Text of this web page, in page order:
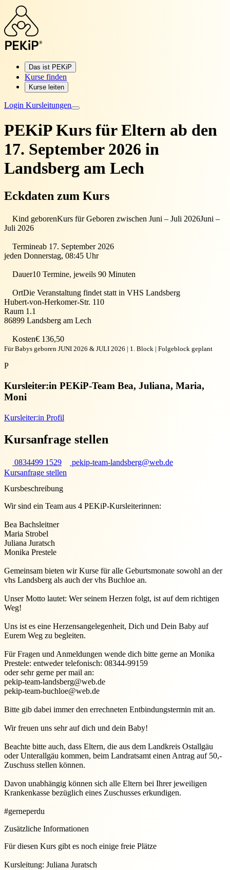
Das ist PEKiP
Kurse finden
Kurse leiten
Login Kursleitungen
PEKiP Kurs für Eltern ab den
17. September 2026 in
Landsberg am Lech
Eckdaten zum Kurs
Kind geborenKurs für Geboren zwischen Juni – Juli 2026Juni –
Juli 2026
Termineab 17. September 2026
jeden Donnerstag, 08:45 Uhr
Dauer10 Termine, jeweils 90 Minuten
OrtDie Veranstaltung findet statt in VHS Landsberg
Hubert-von-Herkomer-Str. 110
Raum 1.1
86899 Landsberg am Lech
Kosten€ 136,50
Für Babys geboren JUNI 2026 & JULI 2026 | 1. Block | Folgeblock geplant
P
Kursleiter:in PEKiP-Team Bea, Juliana, Maria,
Moni
Kursleiter:in Profil
Kursanfrage stellen
0834499 1529
pekip-team-landsberg@web.de
Kursanfrage stellen
Kursbeschreibung
Wir sind ein Team aus 4 PEKiP-Kursleiterinnen:
Bea Bachsleitner
Maria Strobel
Juliana Juratsch
Monika Prestele
Gemeinsam bieten wir Kurse für alle Geburtsmonate sowohl an der
vhs Landsberg als auch der vhs Buchloe an.
Unser Motto lautet: Wer seinem Herzen folgt, ist auf dem richtigen
Weg!
Uns ist es eine Herzensangelegenheit, Dich und Dein Baby auf
Eurem Weg zu begleiten.
Für Fragen und Anmeldungen wende dich bitte gerne an Monika
Prestele: entweder telefonisch: 08344-99159
oder sehr gerne per mail an:
pekip-team-landsberg@web.de
pekip-team-buchloe@web.de
Bitte gib dabei immer den errechneten Entbindungstermin mit an.
Wir freuen uns sehr auf dich und dein Baby!
Beachte bitte auch, dass Eltern, die aus dem Landkreis Ostallgäu
oder Unterallgäu kommen, beim Landratsamt einen Antrag auf 50,-
Zuschuss stellen können.
Davon unabhängig können sich alle Eltern bei Ihrer jeweiligen
Krankenkasse bezüglich eines Zuschusses erkundigen.
#gerneperdu
Zusätzliche Informationen
Für diesen Kurs gibt es noch einige freie Plätze
Kursleitung: Juliana Juratsch